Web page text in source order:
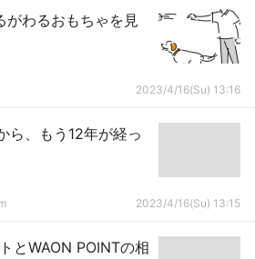
わるおもちゃを見
2023/4/16(Su) 13:16
ら、もう12年が経っ
2023/4/16(Su) 13:15
とWAON POINTの相